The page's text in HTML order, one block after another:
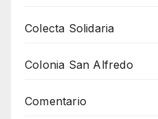
Colecta Solidaria
Colonia San Alfredo
Comentario